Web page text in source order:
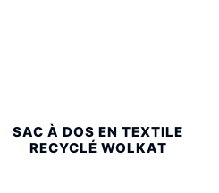
SAC À DOS EN TEXTILE
RECYCLÉ WOLKAT